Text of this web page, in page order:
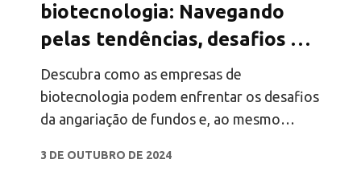
biotecnologia: Navegando
pelas tendências, desafios e o
papel crítico da segurança de
dados
Descubra como as empresas de
biotecnologia podem enfrentar os desafios
da angariação de fundos e, ao mesmo
dados num cenário em evolução.
3 DE OUTUBRO DE 2024